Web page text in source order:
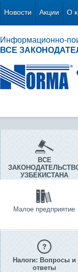
Новости Акции О
Информационно-
ВСЕ
ВСЕ
УЗБЕКИСТАНА
Малое предприятие
Налоги: Вопросы и
ответы